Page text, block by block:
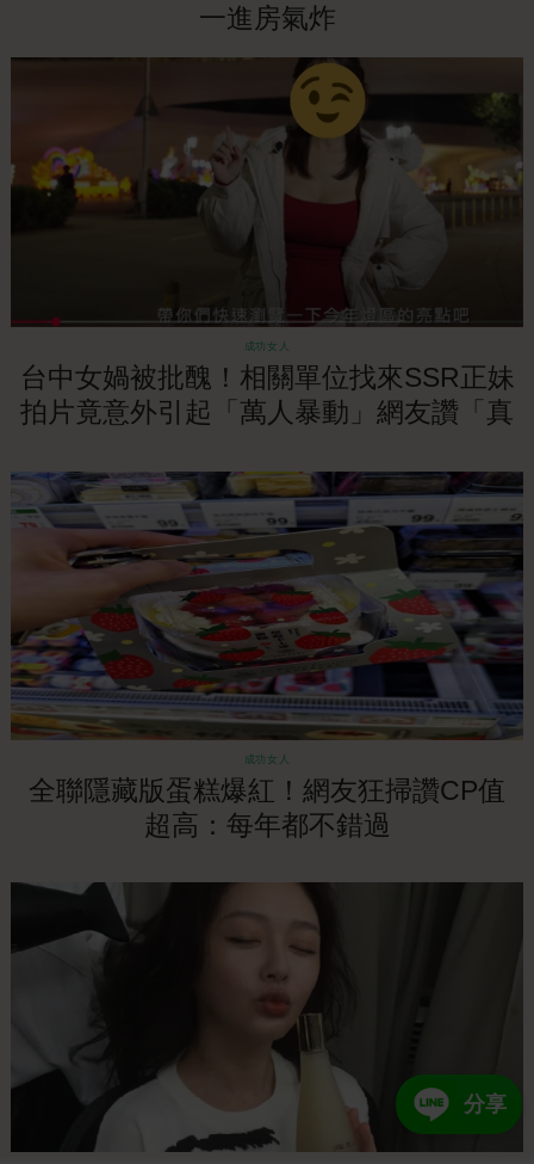
分享
一進房氣炸
成功女人
台中女媧被批醜！相關單位找來SSR正妹
拍片竟意外引起「萬人暴動」網友讚「真
成功女人
全聯隱藏版蛋糕爆紅！網友狂掃讚CP值
超高：每年都不錯過